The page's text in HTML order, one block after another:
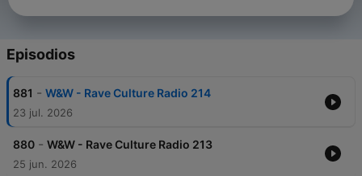
Episodios
881 - W&W - Rave Culture Radio 214
23 jul. 2026
880 - W&W - Rave Culture Radio 213
25 jun. 2026